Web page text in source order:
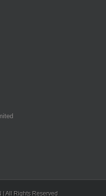
All Rights Reserved